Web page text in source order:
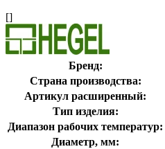
[]
Бренд:
Страна производства:
Артикул расширенный:
Тип изделия:
Диапазон рабочих температур:
Диаметр, мм: